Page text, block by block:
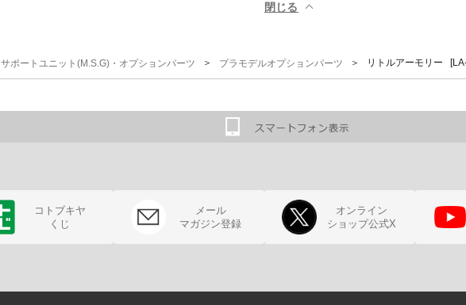
閉じる ▲
サポートユニット(M.S.G)・オプションパーツ ＞ プラモデルオプションパーツ ＞ リトルアーモリー [LA-
コトブキヤ
くじ
メール
マガジン登録
オンライン
ショップ公式X